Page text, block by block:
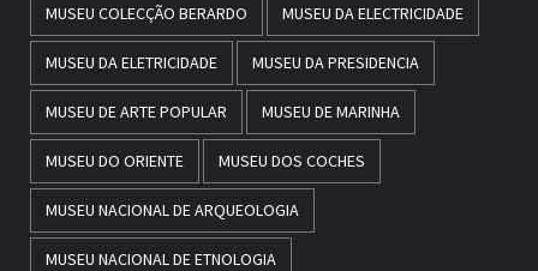
MUSEU COLECÇÃO BERARDO MUSEU DA ELECTRICIDADE
MUSEU DA ELETRICIDADE MUSEU DA PRESIDENCIA
MUSEU DE ARTE POPULAR MUSEU DE MARINHA
MUSEU DO ORIENTE MUSEU DOS COCHES
MUSEU NACIONAL DE ARQUEOLOGIA
MUSEU NACIONAL DE ETNOLOGIA